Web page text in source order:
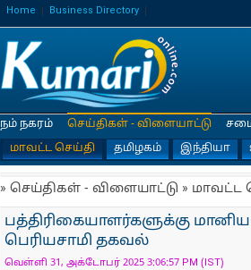
Home Business Directory
நம் நகரம்
செய்திகள் - விளையாட்டு
மாவட்ட செய்தி
தமிழகம் இந்தியா
» செய்திகள் - விளையாட்டு » மாவட்ட
பத்திரிகையாளர்களுக்கு
பெரியசாமி தகவல்
வெள்ளி 31, அக்டோபர் 2025 3:06:57 PM (IST)